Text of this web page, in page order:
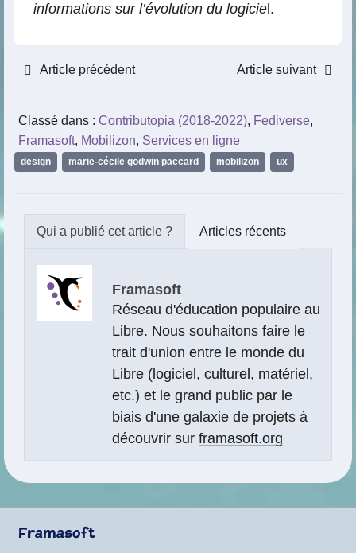
informations sur l’évolution du logicie l.
Article précédent Article suivant
Classé dans : Contributopia (2018-2022), Fediverse,
Framasoft, Mobilizon, Services en ligne
design marie-cécile godwin paccard mobilizon ux
Articles récents
Framasoft
Réseau d'éducation populaire au
Libre. Nous souhaitons faire le
trait d'union entre le monde du
Libre (logiciel, culturel, matériel,
etc.) et le grand public par le
biais d'une galaxie de projets à
découvrir sur framasoft.org
Framasoft